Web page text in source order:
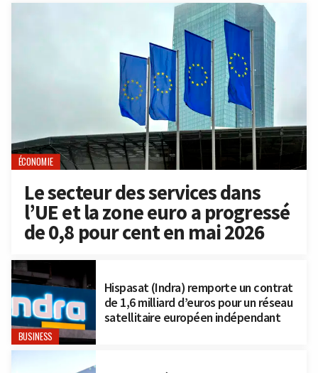
ÉCONOMIE
Le secteur des services dans
l’UE et la zone euro a progressé
de 0,8 pour cent en mai 2026
BUSINESS
Hispasat (Indra) remporte un contrat
de 1,6 milliard d’euros pour un réseau
satellitaire européen indépendant